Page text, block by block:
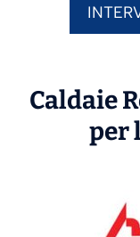
Caldaie
per